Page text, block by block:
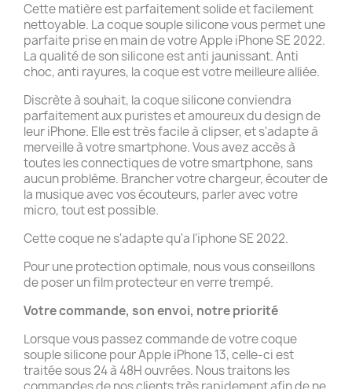
Cette matière est parfaitement solide et facilement
nettoyable. La coque souple silicone vous permet une
parfaite prise en main de votre Apple iPhone SE 2022.
La qualité de son silicone est anti jaunissant. Anti
choc, anti rayures, la coque est votre meilleure alliée.
Discrète à souhait, la coque silicone conviendra
parfaitement aux puristes et amoureux du design de
leur iPhone. Elle est très facile à clipser, et s'adapte à
merveille à votre smartphone. Vous avez accès à
toutes les connectiques de votre smartphone, sans
aucun problème. Brancher votre chargeur, écouter de
la musique avec vos écouteurs, parler avec votre
micro, tout est possible.
Cette coque ne s'adapte qu'a l'iphone SE 2022.
Pour une protection optimale, nous vous conseillons
de poser un film protecteur en verre trempé.
Votre commande, son envoi, notre priorité
Lorsque vous passez commande de votre coque
souple silicone pour Apple iPhone 13, celle-ci est
traitée sous 24 à 48H ouvrées. Nous traitons les